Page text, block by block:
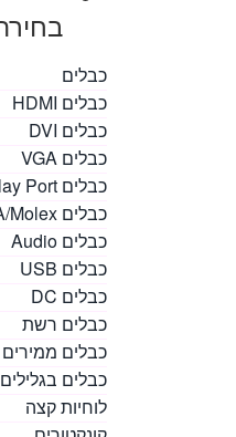
כבלים
כבלים HDMI
כבלים DVI
כבלים VGA
כבלים Display Port
כבלים SATA/Molex
כבלים Audio
כבלים USB
כבלים DC
כבלים רשת
כבלים ממירים
כבלים בגלילים
לוחיות קצה